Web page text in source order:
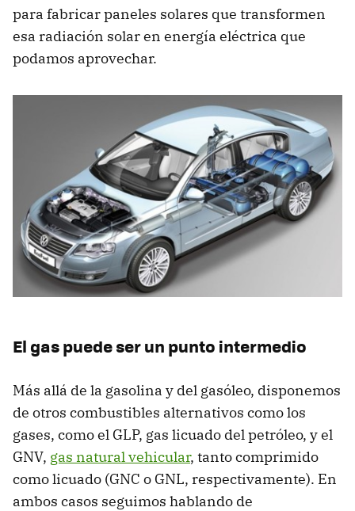
para fabricar paneles solares que transformen
esa radiación solar en energía eléctrica que
podamos aprovechar.
El gas puede ser un punto intermedio
Más allá de la gasolina y del gasóleo, disponemos
de otros combustibles alternativos como los
gases, como el GLP, gas licuado del petróleo, y el
GNV, gas natural vehicular, tanto comprimido
como licuado (GNC o GNL, respectivamente). En
ambos casos seguimos hablando de